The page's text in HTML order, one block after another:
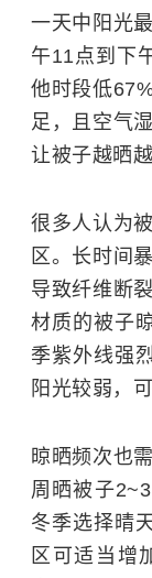
一天中阳光
午11点到下
他时段低
足，且空气
让被子越晒越
很多人认为
区。长时间
导致纤维断
材质的被子
季紫外线强
阳光较弱，
晾晒频次也
周晒被子
冬季选择晴
区可适当增